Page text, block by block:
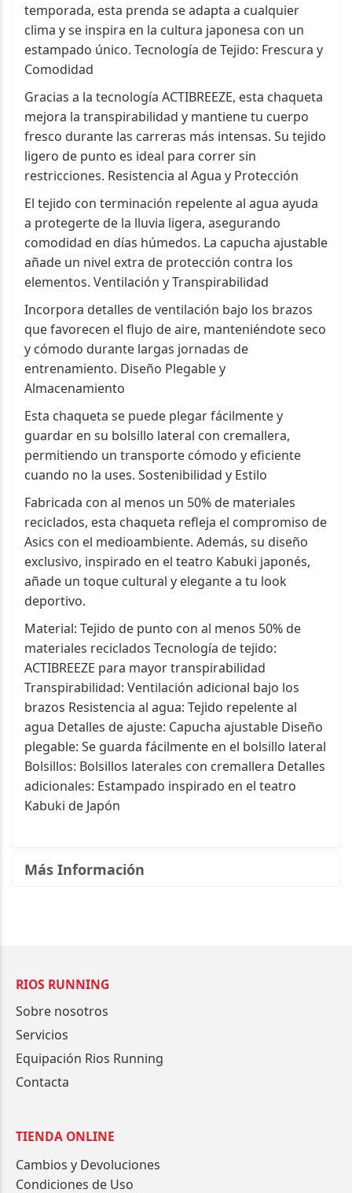
temporada, esta prenda se adapta a cualquier
clima y se inspira en la cultura japonesa con un
estampado único. Tecnología de Tejido: Frescura y
Comodidad
Gracias a la tecnología ACTIBREEZE, esta chaqueta
mejora la transpirabilidad y mantiene tu cuerpo
fresco durante las carreras más intensas. Su tejido
ligero de punto es ideal para correr sin
restricciones. Resistencia al Agua y Protección
El tejido con terminación repelente al agua ayuda
a protegerte de la lluvia ligera, asegurando
comodidad en días húmedos. La capucha ajustable
añade un nivel extra de protección contra los
elementos. Ventilación y Transpirabilidad
Incorpora detalles de ventilación bajo los brazos
que favorecen el flujo de aire, manteniéndote seco
y cómodo durante largas jornadas de
entrenamiento. Diseño Plegable y
Almacenamiento
Esta chaqueta se puede plegar fácilmente y
guardar en su bolsillo lateral con cremallera,
permitiendo un transporte cómodo y eficiente
cuando no la uses. Sostenibilidad y Estilo
Fabricada con al menos un 50% de materiales
reciclados, esta chaqueta refleja el compromiso de
Asics con el medioambiente. Además, su diseño
exclusivo, inspirado en el teatro Kabuki japonés,
añade un toque cultural y elegante a tu look
deportivo.
Material: Tejido de punto con al menos 50% de
materiales reciclados Tecnología de tejido:
ACTIBREEZE para mayor transpirabilidad
Transpirabilidad: Ventilación adicional bajo los
brazos Resistencia al agua: Tejido repelente al
agua Detalles de ajuste: Capucha ajustable Diseño
plegable: Se guarda fácilmente en el bolsillo lateral
Bolsillos: Bolsillos laterales con cremallera Detalles
adicionales: Estampado inspirado en el teatro
Kabuki de Japón
Más Información
RIOS RUNNING
Sobre nosotros
Servicios
Equipación Rios Running
Contacta
TIENDA ONLINE
Cambios y Devoluciones
Condiciones de Uso